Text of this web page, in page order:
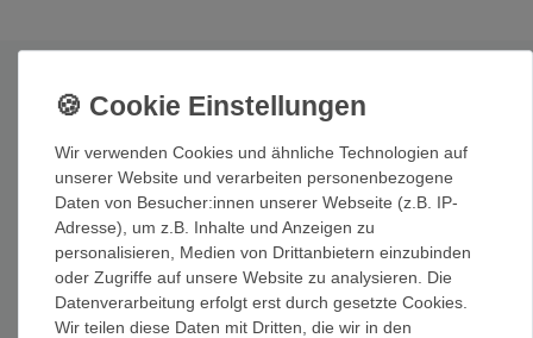
Technische Daten
Stromversorgung:Wiederaufladbare Hochleistungs- Li-
Ion Akkus 7.4V / 2.2 Ah / 16.3Wh
Material:Außen 100% Polyester Ripstop 600D; Innen
100% Schaumstoff
Größe:380 x 380 x 40 mm
Heizdauer:5 Stunden
Akku:klein, leicht (130g) und kompakt (55 x 70 x 25mm)
Ladezeit:ca. 4 Stunden
Wir verwenden Cookies und ähnliche Technologien auf
unserer Website und verarbeiten personenbezogene
Daten von Besucher:innen unserer Webseite (z.B. IP-
Adresse), um z.B. Inhalte und Anzeigen zu
personalisieren, Medien von Drittanbietern einzubinden
oder Zugriffe auf unsere Website zu analysieren. Die
Datenverarbeitung erfolgt erst durch gesetzte Cookies.
Wir teilen diese Daten mit Dritten, die wir in den